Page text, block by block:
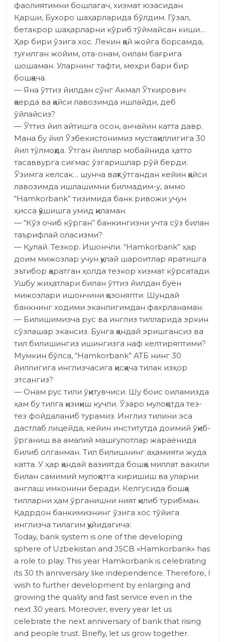
фаолиятимни бошлагач, хизмат юзасидан
Қарши, Бухоро шаҳарларида бўлдим. Гўзал,
бетакрор шаҳарларни кўриб тўймайсан киши…
Ҳар бири ўзига хос. Лекин қай жойга борсамда,
туғилган жо­йим, ота-онам, оилам бағрига
шошаман. Уларнинг тафти, меҳри бари бир
бошқача.
— Яна ўттиз йилдан сўнг Акмал Ўткирович
қаерда ва қайси лавозимда ишлайди, деб
ўйлайсиз?
— Ўттиз йил айтишга осон, анчайин катта давр.
Мана бу йил Ўзбекистонимиз мустақиллигига 30
йил тўлмоқда. Ўтган йиллар мобайнида ҳатто
тасаввурга сиғмас ўзгаришлар рўй берди.
Ўзимга келсак… шунча вақт ўтгандан ке­йин қайси
лавозимда ишлашимни билмадим-у, аммо
“Hamkorbank” тизимида банк ривожи учун
ҳисса қўшишга умид қиламан.
— “Кўз очиб кўрган” банкингизни учта сўз билан
таърифлай оласизми?
— Қулай. Тезкор. Ишонч­ли. “Hamkorbank” ҳар
доим мижозлар учун қулай шароитлар яратишга
эътибор қаратган ҳолда тезкор хизмат кўрсатади.
Ушбу жиҳатлари билан ўттиз йилдан буён
мижозлари ишончини қозоняпти. Шундай
банкнинг ходими эканлигимдан фахрланаман.
— Билишимизча рус ва инглиз тилларида эркин
сўзлашар экансиз. Бунга қандай эришгансиз ва
тил билишингиз ишингизга наф келтиряптими?
Мумкин бўлса, “Hamkorbank” АТБ нинг 30
йиллигига инглизчасига қисқача тилак изҳор
этсангиз?
— Онам рус тили ўқитувчиси. Шу боис оиламизда
ҳам бу тилга қизиқиш кучли. Ўзаро мулоқотда тез-
тез фойдаланиб турамиз. Инглиз тилини эса
дастлаб лицейда, кейин институтда доимий ўқиб-
ўрганиш ва амалий машғулотлар жараёнида
билиб олганман. Тил билишнинг аҳамияти жуда
катта. У ҳар қандай вазиятда бошқа миллат вакили
билан самимий мулоқотга киришиш ва уларни
англаш имконини беради. Келгусида бошқа
тилларни ҳам ўрганишни ният қилиб турибман.
Қадрдон банкимизнинг ўзига хос тўйига
инглизча тилагим қуйидагича:
Today, bank system is one of the developing
sphere of Uzbekistan and JSCB «Hamkorbank» has
a role to play. This year Hamkorbank is celebrating
its 30 th anniversary like independence. Therefore, I
wish to further development by enlarging and
growing the quality and fast service even in the
next 30 years. Moreover, every year let us
celebrate the next anniversary of bank that rising
and people trust. Briefly, let us grow together.